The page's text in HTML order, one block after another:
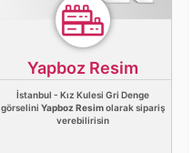
Yapboz Resim
İstanbul - Kız Kulesi Gri Denge
görselini Yapboz Resimolarak sipariş
verebilirisin